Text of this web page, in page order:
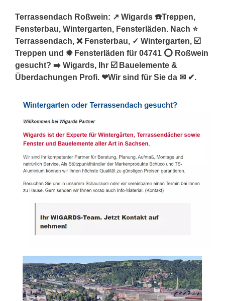
Terrassendach Roßwein: ↗️ Wigards ☎️Treppen,
Fensterbau, Wintergarten, Fensterläden. Nach ⭐
Terrassendach, ❌ Fensterbau, ✓ Wintergarten, ☑️
Treppen und ✹ Fensterläden für 04741 ⭕ Roßwein
gesucht? ➡️ Wigards, Ihr ☑️ Bauelemente &
Überdachungen Profi. ❤Wir sind für Sie da ✉ ✔.